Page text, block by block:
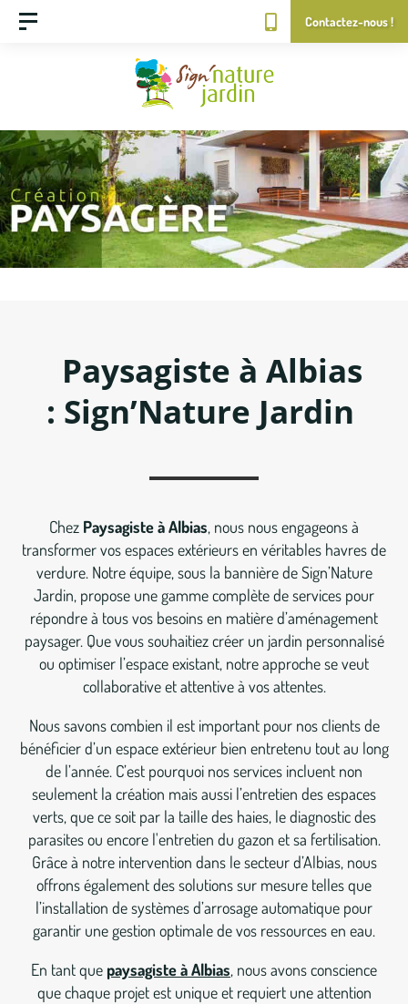
Contactez-nous !
Paysagiste à Albias
: Sign’Nature Jardin
Chez Paysagiste à Albias, nous nous engageons à
transformer vos espaces extérieurs en véritables havres de
verdure. Notre équipe, sous la bannière de Sign’Nature
Jardin, propose une gamme complète de services pour
répondre à tous vos besoins en matière d’aménagement
paysager. Que vous souhaitiez créer un jardin personnalisé
ou optimiser l’espace existant, notre approche se veut
collaborative et attentive à vos attentes.
Nous savons combien il est important pour nos clients de
bénéficier d’un espace extérieur bien entretenu tout au long
de l’année. C’est pourquoi nos services incluent non
seulement la création mais aussi l’entretien des espaces
verts, que ce soit par la taille des haies, le diagnostic des
parasites ou encore l'entretien du gazon et sa fertilisation.
Grâce à notre intervention dans le secteur d’Albias, nous
offrons également des solutions sur mesure telles que
l’installation de systèmes d’arrosage automatique pour
garantir une gestion optimale de vos ressources en eau.
En tant que paysagiste à Albias, nous avons conscience
que chaque projet est unique et requiert une attention